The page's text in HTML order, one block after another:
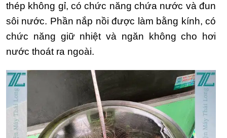
thép không gỉ, có chức năng chứa nước và đun
sôi nước. Phần nắp nồi được làm bằng kính, có
chức năng giữ nhiệt và ngăn không cho hơi
nước thoát ra ngoài.